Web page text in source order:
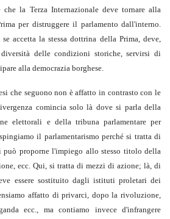
la Terza Internazionale deve tornare alla
per distruggere il parlamento dall'interno.
accetta la stessa dottrina della Prima, deve,
delle condizioni storiche, servirsi di
alla democrazia borghese.
che seguono non è affatto in contrasto con le
comincia solo là dove si parla della
elettorali e della tribuna parlamentare per
il parlamentarismo perché si tratta di
può proporne l'impiego allo stesso titolo della
ecc. Qui, si tratta di mezzi di azione; là, di
essere sostituito dagli istituti proletari dei
affatto di privarci, dopo la rivoluzione,
ecc., ma contiamo invece d'infrangere